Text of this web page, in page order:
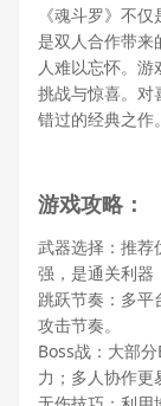
《魂斗罗》不
是双人合作带来
人难以忘怀。
挑战与惊喜。对
错过的经典之作。
游戏攻略：
武器选择：推荐
强，是通关利器
跳跃节奏：多平
攻击节奏。
Boss战：大部
力；多人协作更